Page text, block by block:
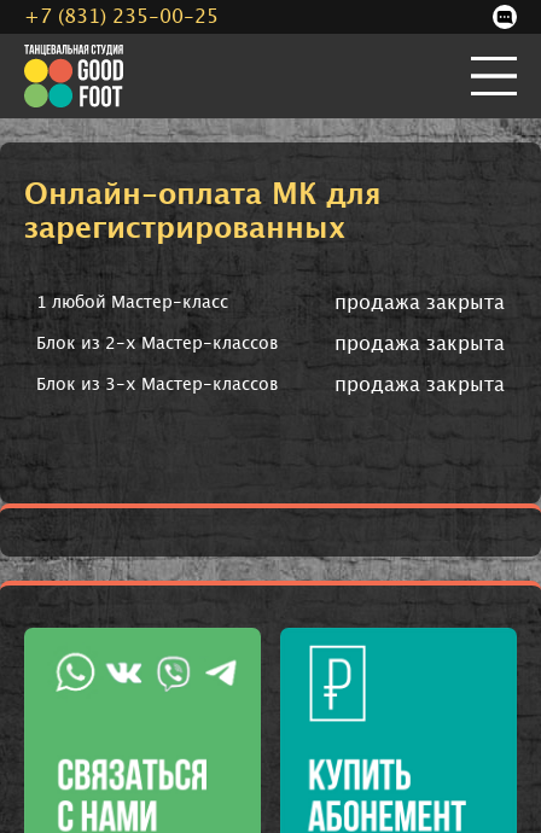
Онлайн-оплата МК для
зарегистрированных
1 любой Мастер-класс продажа закрыта
Блок из 2-х Мастер-классов продажа закрыта
Блок из 3-х Мастер-классов продажа закрыта
+7 (831) 235-00-25